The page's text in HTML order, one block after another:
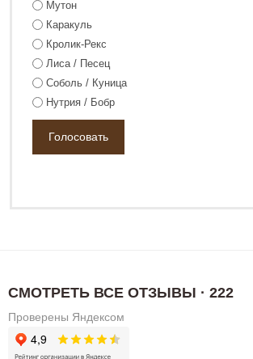
Мутон
Каракуль
Кролик-Рекс
Лиса / Песец
Соболь / Куница
Нутрия / Бобр
СМОТРЕТЬ ВСЕ ОТЗЫВЫ · 222
Проверены Яндексом